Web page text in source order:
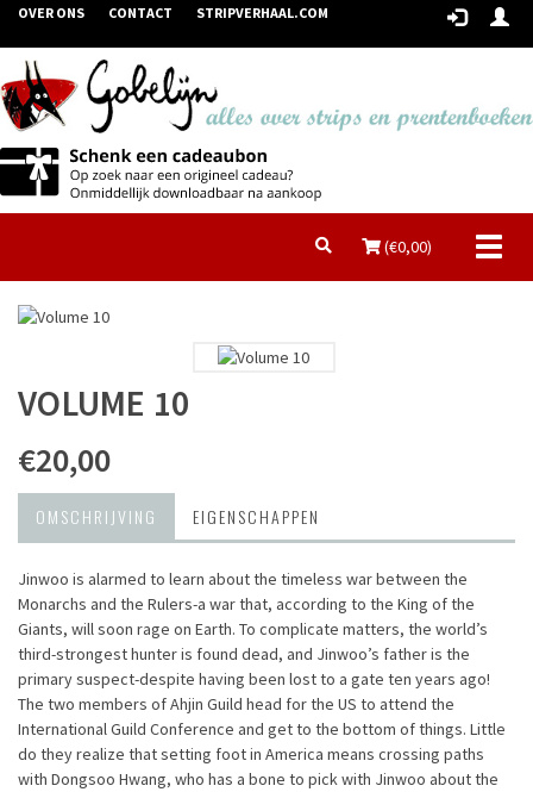
OVER ONS CONTACT STRIPVERHAAL.COM
(€0,00)
VOLUME 10
€20,00
OMSCHRIJVING EIGENSCHAPPEN
Jinwoo is alarmed to learn about the timeless war between the
Monarchs and the Rulers-a war that, according to the King of the
Giants, will soon rage on Earth. To complicate matters, the world’s
third-strongest hunter is found dead, and Jinwoo’s father is the
primary suspect-despite having been lost to a gate ten years ago!
The two members of Ahjin Guild head for the US to attend the
International Guild Conference and get to the bottom of things. Little
do they realize that setting foot in America means crossing paths
with Dongsoo Hwang, who has a bone to pick with Jinwoo about the